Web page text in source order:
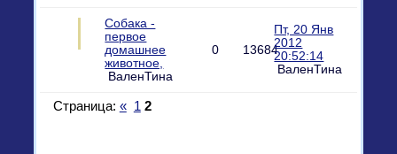
Собака -
первое
домашнее
животное,
ВаленТина
0 13684
Пт, 20 Янв
2012
20:52:14
ВаленТина
Страница: « 1 2